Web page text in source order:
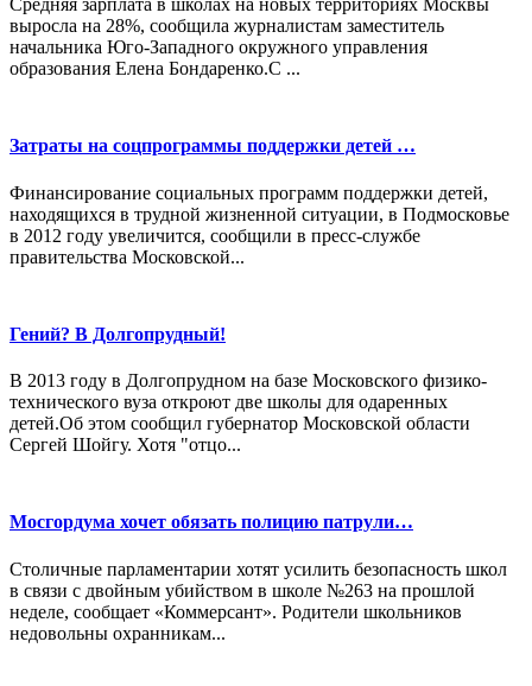
Средняя зарплата в школах на новых территориях Москвы
выросла на 28%, сообщила журналистам заместитель
начальника Юго-Западного окружного управления
образования Елена Бондаренко.С ...
Затраты на соцпрограммы поддержки детей …
Финансирование социальных программ поддержки детей,
находящихся в трудной жизненной ситуации, в Подмосковье
в 2012 году увеличится, сообщили в пресс-службе
правительства Московской...
Гений? В Долгопрудный!
В 2013 году в Долгопрудном на базе Московского физико-
технического вуза откроют две школы для одаренных
детей.Об этом сообщил губернатор Московской области
Сергей Шойгу. Хотя "отцо...
Мосгордума хочет обязать полицию патрули…
Столичные парламентарии хотят усилить безопасность школ
в связи с двойным убийством в школе №263 на прошлой
неделе, сообщает «Коммерсант». Родители школьников
недовольны охранникам...